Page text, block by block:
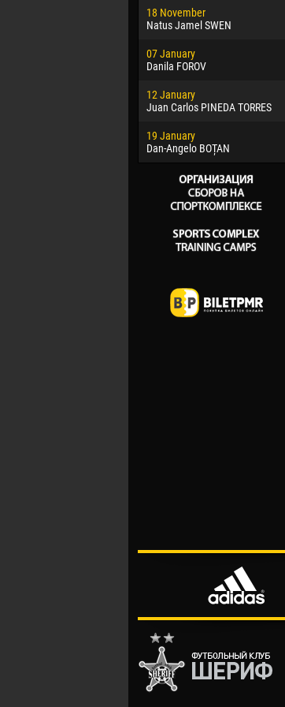
18 November
Natus Jamel SWEN
07 January
Danila FOROV
12 January
Juan Carlos PINEDA TORRES
19 January
Dan-Angelo BOȚAN